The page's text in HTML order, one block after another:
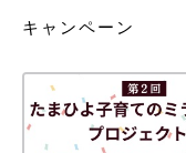
キャンペーン